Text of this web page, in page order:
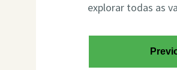
explorar todas as